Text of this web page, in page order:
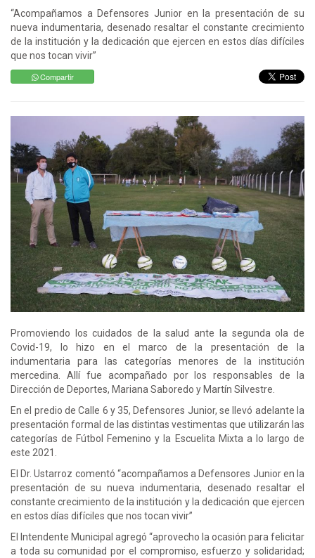
“Acompañamos a Defensores Junior en la presentación de su
nueva indumentaria, desenado resaltar el constante crecimiento
de la institución y la dedicación que ejercen en estos días difíciles
que nos tocan vivir”
Compartir
Promoviendo los cuidados de la salud ante la segunda ola de
Covid-19, lo hizo en el marco de la presentación de la
indumentaria para las categorías menores de la institución
mercedina. Allí fue acompañado por los responsables de la
Dirección de Deportes, Mariana Saboredo y Martín Silvestre.
En el predio de Calle 6 y 35, Defensores Junior, se llevó adelante la
presentación formal de las distintas vestimentas que utilizarán las
categorías de Fútbol Femenino y la Escuelita Mixta a lo largo de
este 2021.
El Dr. Ustarroz comentó “acompañamos a Defensores Junior en la
presentación de su nueva indumentaria, desenado resaltar el
constante crecimiento de la institución y la dedicación que ejercen
en estos días difíciles que nos tocan vivir”
El Intendente Municipal agregó “aprovecho la ocasión para felicitar
a toda su comunidad por el compromiso, esfuerzo y solidaridad;